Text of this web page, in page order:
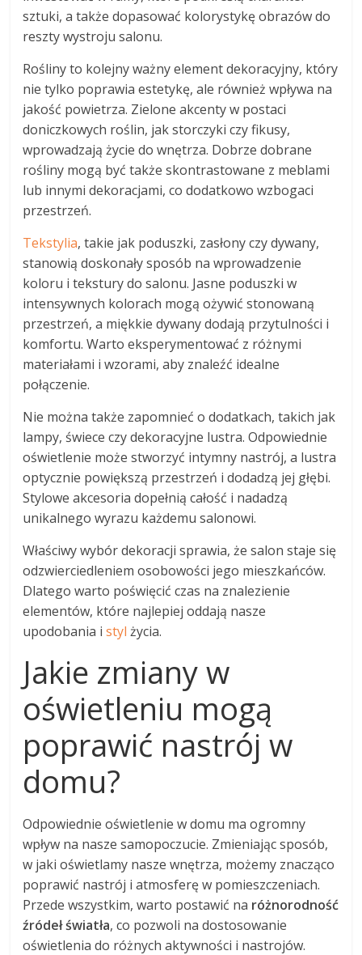
sztuki, a także dopasować kolorystykę obrazów do
reszty wystroju salonu.
Rośliny to kolejny ważny element dekoracyjny, który
nie tylko poprawia estetykę, ale również wpływa na
jakość powietrza. Zielone akcenty w postaci
doniczkowych roślin, jak storczyki czy fikusy,
wprowadzają życie do wnętrza. Dobrze dobrane
rośliny mogą być także skontrastowane z meblami
lub innymi dekoracjami, co dodatkowo wzbogaci
przestrzeń.
Tekstylia, takie jak poduszki, zasłony czy dywany,
stanowią doskonały sposób na wprowadzenie
koloru i tekstury do salonu. Jasne poduszki w
intensywnych kolorach mogą ożywić stonowaną
przestrzeń, a miękkie dywany dodają przytulności i
komfortu. Warto eksperymentować z różnymi
materiałami i wzorami, aby znaleźć idealne
połączenie.
Nie można także zapomnieć o dodatkach, takich jak
lampy, świece czy dekoracyjne lustra. Odpowiednie
oświetlenie może stworzyć intymny nastrój, a lustra
optycznie powiększą przestrzeń i dodadzą jej głębi.
Stylowe akcesoria dopełnią całość i nadadzą
unikalnego wyrazu każdemu salonowi.
Właściwy wybór dekoracji sprawia, że salon staje się
odzwierciedleniem osobowości jego mieszkańców.
Dlatego warto poświęcić czas na znalezienie
elementów, które najlepiej oddają nasze
upodobania istyl życia.
Jakie zmiany w
oświetleniu mogą
poprawić nastrój w
domu?
Odpowiednie oświetlenie w domu ma ogromny
wpływ na nasze samopoczucie. Zmieniając sposób,
w jaki oświetlamy nasze wnętrza, możemy znacząco
poprawić nastrój i atmosferę w pomieszczeniach.
Przede wszystkim, warto postawić na różnorodność
źródeł światła, co pozwoli na dostosowanie
oświetlenia do różnych aktywności i nastrojów.